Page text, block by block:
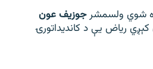
شوي ولسمشرجوزیف عون
ریاض یې د کاندیداتورۍ